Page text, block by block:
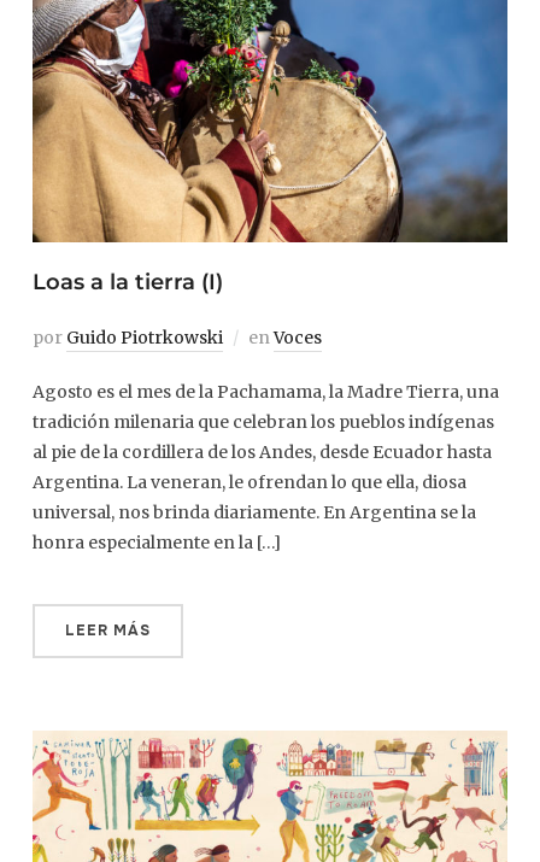
Loas a la tierra (I)
por Guido Piotrkowski enVoces
Agosto es el mes de la Pachamama, la Madre Tierra, una
tradición milenaria que celebran los pueblos indígenas
al pie de la cordillera de los Andes, desde Ecuador hasta
Argentina. La veneran, le ofrendan lo que ella, diosa
universal, nos brinda diariamente. En Argentina se la
honra especialmente en la […]
LEER MÁS